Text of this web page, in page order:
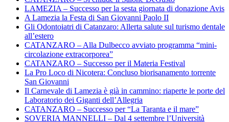
LAMEZIA – Successo per la sesta giornata di donazione Avis
A Lamezia la Festa di San Giovanni Paolo II
Gli Odontoiatri di Catanzaro: Allerta salute sul turismo dentale
all’estero
CATANZARO – Alla Dulbecco avviato programma “mini-
circolazione extracorporea”
CATANZARO – Successo per il Materia Festival
La Pro Loco di Nicotera: Concluso biorisanamento torrente
San Giovanni
Il Carnevale di Lamezia è già in cammino: riaperte le porte del
Laboratorio dei Giganti dell’Allegria
CATANZARO – Successo per “La Taranta e il mare”
SOVERIA MANNELLI – Dal 4 settembre l’Università